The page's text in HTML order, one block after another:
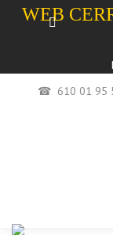
WEB
☎ 610 01 95